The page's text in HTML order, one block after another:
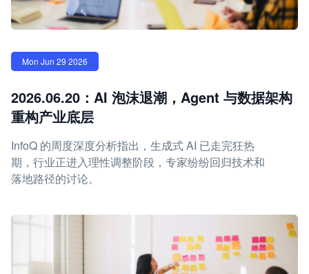
Mon Jun 29 2026
2026.06.20：AI 泡沫退潮，Agent 与数据架构
重构产业底层
InfoQ 的周度深度分析指出，生成式 AI 已走完狂热
期，行业正进入理性调整阶段，专家纷纷回归技术和
落地路径的讨论。